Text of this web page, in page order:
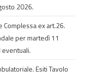
2026.
Complessa ex art.26.
per martedì 11
eventuali.
Esiti Tavolo